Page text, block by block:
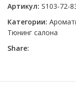
Артикул: S103-72-
Категории:
Тюнинг салона
Share: